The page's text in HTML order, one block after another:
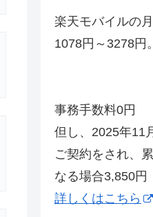
楽天モバイルの
1078円～3278円
事務手数料0円
但し、2025年11
ご契約をされ、
なる場合3,850円
詳しくはこちら